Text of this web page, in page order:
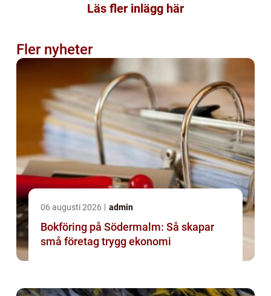
Läs fler inlägg här
Fler nyheter
06 augusti 2026 admin
Bokföring på Södermalm: Så skapar
små företag trygg ekonomi